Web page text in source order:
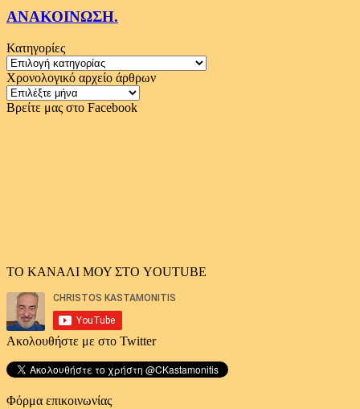
ΑΝΑΚΟΙΝΩΣΗ.
Κατηγορίες
Κατηγορίες
Χρονολογικό αρχείο άρθρων
Χρονολογικό
αρχείο
Βρείτε μας στο Facebook
ΤΟ ΚΑΝΑΛΙ ΜΟΥ ΣΤΟ YOUTUBE
Ακολουθήστε με στο Twitter
Φόρμα επικοινωνίας